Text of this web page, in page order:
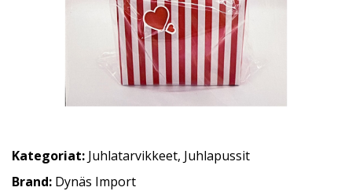
Kategoriat: Juhlatarvikkeet, Juhlapussit
Brand: Dynäs Import